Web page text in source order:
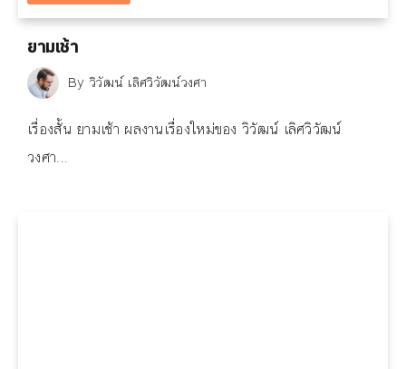
ยามเช้า
By วิวัฒน์ เลิศวิวัฒน์วงศา
เรื่องสั้น ยามเช้า ผลงานเรื่องใหม่ของ วิวัฒน์ เลิศวิวัฒน์
วงศา...